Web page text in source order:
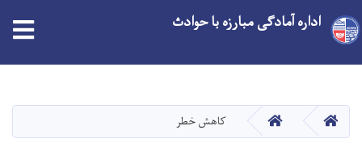
content
اداره آمادگی مبارزه با حوادث
HOME
HOME کاهش خطر